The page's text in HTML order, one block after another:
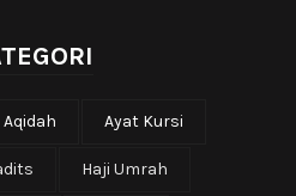
Aqidah Ayat Kursi
Haji Umrah